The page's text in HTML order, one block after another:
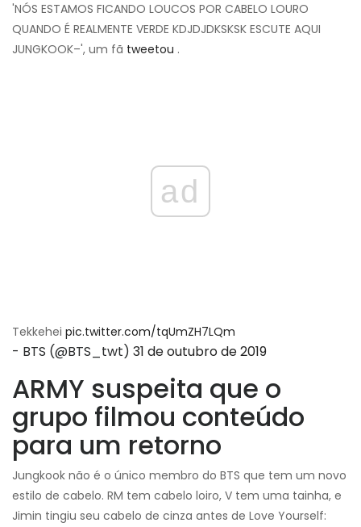
'NÓS ESTAMOS FICANDO LOUCOS POR CABELO LOURO
QUANDO É REALMENTE VERDE KDJDJDKSKSK ESCUTE AQUI
JUNGKOOK–', um fã tweetou .
ad
Tekkehei pic.twitter.com/tqUmZH7LQm
- BTS (@BTS_twt) 31 de outubro de 2019
ARMY suspeita que o
grupo filmou conteúdo
para um retorno
Jungkook não é o único membro do BTS que tem um novo
estilo de cabelo. RM tem cabelo loiro, V tem uma tainha, e
Jimin tingiu seu cabelo de cinza antes de Love Yourself: